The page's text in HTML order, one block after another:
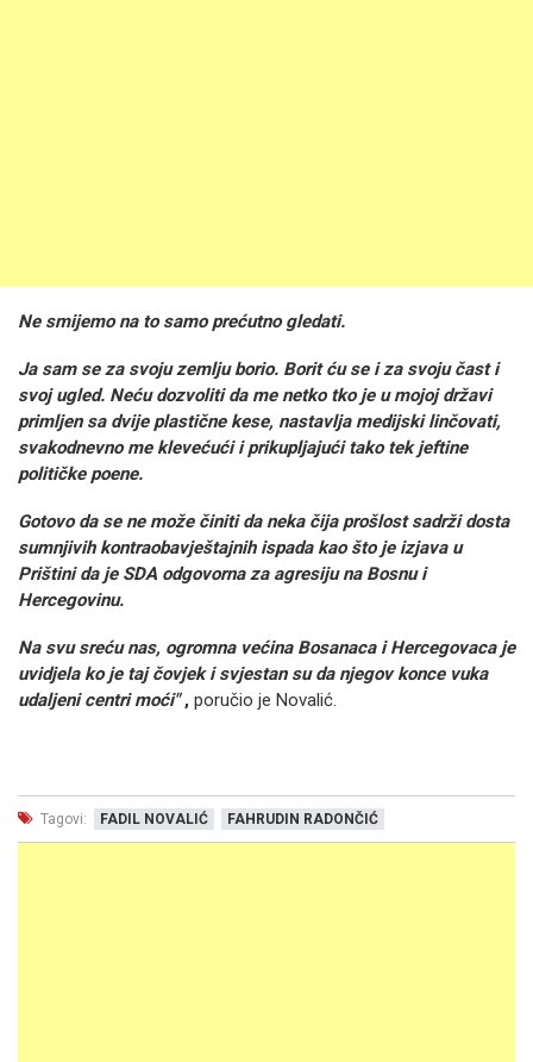
Ne smijemo na to samo prećutno gledati.
Ja sam se za svoju zemlju borio. Borit ću se i za svoju čast i
svoj ugled. Neću dozvoliti da me netko tko je u mojoj državi
primljen sa dvije plastične kese, nastavlja medijski linčovati,
svakodnevno me klevećući i prikupljajući tako tek jeftine
političke poene.
Gotovo da se ne može činiti da neka čija prošlost sadrži dosta
sumnjivih kontraobavještajnih ispada kao što je izjava u
Prištini da je SDA odgovorna za agresiju na Bosnu i
Hercegovinu.
Na svu sreću nas, ogromna većina Bosanaca i Hercegovaca je
uvidjela ko je taj čovjek i svjestan su da njegov konce vuka
udaljeni centri moći", poručio je Novalić.
Tagovi: FADIL NOVALIĆ FAHRUDIN RADONČIĆ